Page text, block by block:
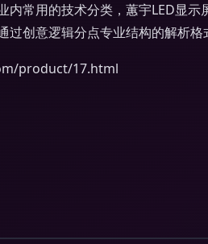
常用的技术分类，蕙宇LED显
创意逻辑分点专业结构的解析格
product/17.html